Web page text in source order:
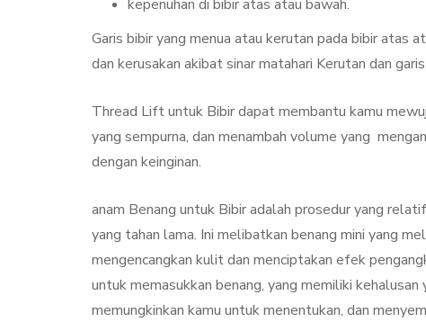
kepenuhan di bibir atas atau bawah.
Garis bibir yang menua atau kerutan pada bibir atas
dan kerusakan akibat sinar matahari Kerutan dan
Thread Lift untuk Bibir dapat membantu kamu
yang sempurna, dan menambah volume yang
dengan keinginan.
anam Benang untuk Bibir adalah prosedur yang
yang tahan lama. Ini melibatkan benang mini yang
mengencangkan kulit dan menciptakan efek
untuk memasukkan benang, yang memiliki
memungkinkan kamu untuk menentukan, dan